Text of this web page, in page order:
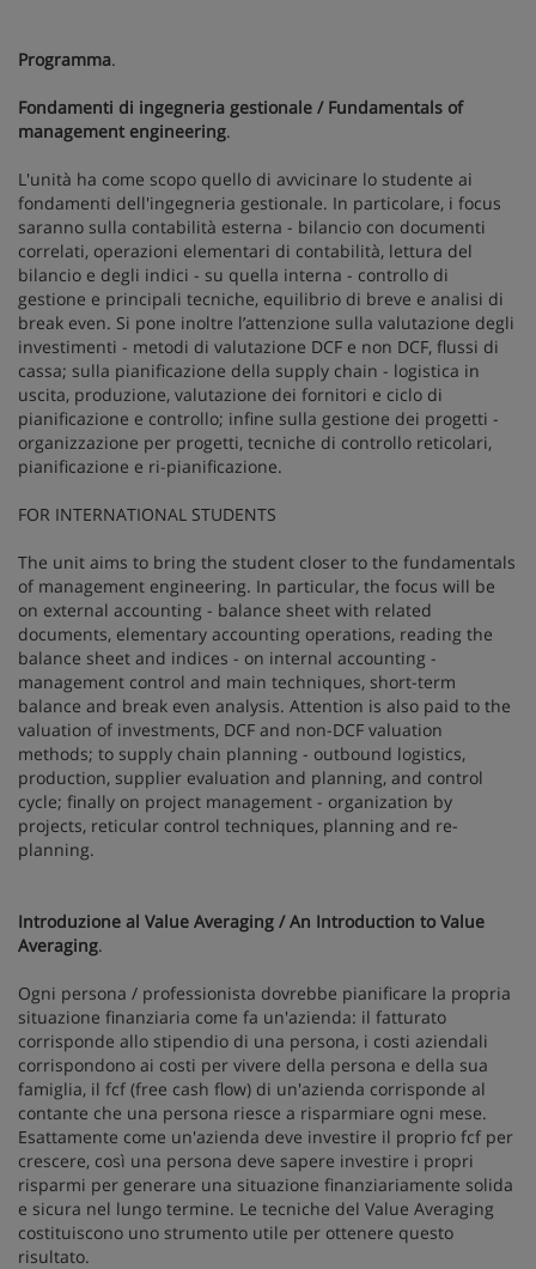
Programma.
Fondamenti di ingegneria gestionale / Fundamentals of
management engineering.
L'unità ha come scopo quello di avvicinare lo studente ai
fondamenti dell'ingegneria gestionale. In particolare, i focus
saranno sulla contabilità esterna - bilancio con documenti
correlati, operazioni elementari di contabilità, lettura del
bilancio e degli indici - su quella interna - controllo di
gestione e principali tecniche, equilibrio di breve e analisi di
break even. Si pone inoltre l’attenzione sulla valutazione degli
investimenti - metodi di valutazione DCF e non DCF, flussi di
cassa; sulla pianificazione della supply chain - logistica in
uscita, produzione, valutazione dei fornitori e ciclo di
pianificazione e controllo; infine sulla gestione dei progetti -
organizzazione per progetti, tecniche di controllo reticolari,
pianificazione e ri-pianificazione.
FOR INTERNATIONAL STUDENTS
The unit aims to bring the student closer to the fundamentals
of management engineering. In particular, the focus will be
on external accounting - balance sheet with related
documents, elementary accounting operations, reading the
balance sheet and indices - on internal accounting -
management control and main techniques, short-term
balance and break even analysis. Attention is also paid to the
valuation of investments, DCF and non-DCF valuation
methods; to supply chain planning - outbound logistics,
production, supplier evaluation and planning, and control
cycle; finally on project management - organization by
projects, reticular control techniques, planning and re-
planning.
Introduzione al Value Averaging / An Introduction to Value
Averaging.
Ogni persona / professionista dovrebbe pianificare la propria
situazione finanziaria come fa un'azienda: il fatturato
corrisponde allo stipendio di una persona, i costi aziendali
corrispondono ai costi per vivere della persona e della sua
famiglia, il fcf (free cash flow) di un'azienda corrisponde al
contante che una persona riesce a risparmiare ogni mese.
Esattamente come un'azienda deve investire il proprio fcf per
crescere, così una persona deve sapere investire i propri
risparmi per generare una situazione finanziariamente solida
e sicura nel lungo termine. Le tecniche del Value Averaging
costituiscono uno strumento utile per ottenere questo
risultato.